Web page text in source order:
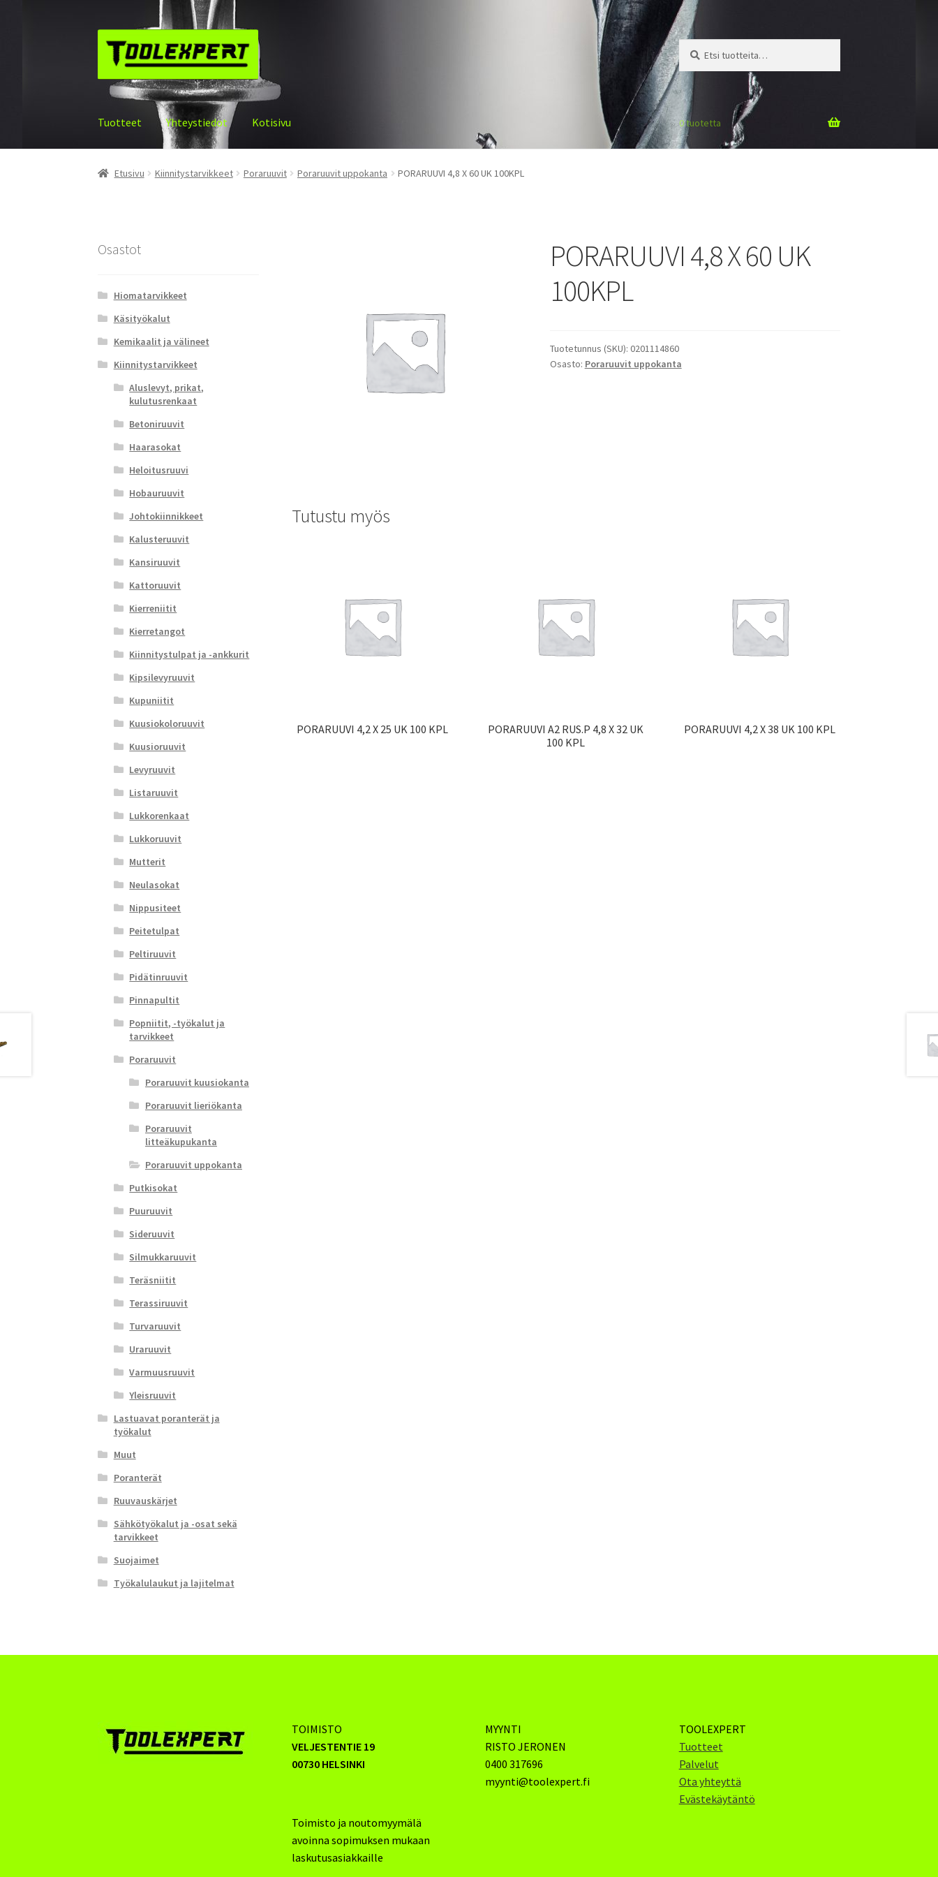
navigointiin
sisältöön
Etsi:
Haku
Tuotteet Yhteystiedot Kotisivu 0 tuotetta
Etusivu Kiinnitystarvikkeet Poraruuvit Poraruuvit uppokanta PORARUUVI 4,8 X 60 UK 100KPL
PORARUUVI 4,8 X 60 UK
100KPL
Tuotetunnus (SKU): 0201114860
Osasto: Poraruuvit uppokanta
Tutustu myös
PORARUUVI 4,2 X 25 UK 100 KPL
PORARUUVI A2 RUS.P 4,8 X 32 UK
100 KPL
PORARUUVI 4,2 X 38 UK 100 KPL
Osastot
Hiomatarvikkeet
Käsityökalut
Kemikaalit ja välineet
Kiinnitystarvikkeet
Aluslevyt, prikat,
kulutusrenkaat
Betoniruuvit
Haarasokat
Heloitusruuvi
Hobauruuvit
Johtokiinnikkeet
Kalusteruuvit
Kansiruuvit
Kattoruuvit
Kierreniitit
Kierretangot
Kiinnitystulpat ja -ankkurit
Kipsilevyruuvit
Kupuniitit
Kuusiokoloruuvit
Kuusioruuvit
Levyruuvit
Listaruuvit
Lukkorenkaat
Lukkoruuvit
Mutterit
Neulasokat
Nippusiteet
Peitetulpat
Peltiruuvit
Pidätinruuvit
Pinnapultit
Popniitit, -työkalut ja
tarvikkeet
Poraruuvit
Poraruuvit kuusiokanta
Poraruuvit lieriökanta
Poraruuvit
litteäkupukanta
Poraruuvit uppokanta
Putkisokat
Puuruuvit
Sideruuvit
Silmukkaruuvit
Teräsniitit
Terassiruuvit
Turvaruuvit
Uraruuvit
Varmuusruuvit
Yleisruuvit
Lastuavat poranterät ja
työkalut
Muut
Poranterät
Ruuvauskärjet
Sähkötyökalut ja -osat sekä
tarvikkeet
Suojaimet
Työkalulaukut ja lajitelmat
TOIMISTO
VELJESTENTIE 19
00730 HELSINKI
Toimisto ja noutomyymälä
avoinna sopimuksen mukaan
laskutusasiakkaille
MYYNTI
RISTO JERONEN
0400 317696
myynti@toolexpert.fi
TOOLEXPERT
Tuotteet
Palvelut
Ota yhteyttä
Evästekäytäntö